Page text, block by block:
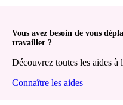
Vous avez besoin de vous
travailler ?
Découvrez toutes les aides à
Connaître les aides